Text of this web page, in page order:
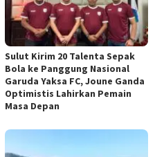
Sulut Kirim 20 Talenta Sepak
Bola ke Panggung Nasional
Garuda Yaksa FC, Joune Ganda
Optimistis Lahirkan Pemain
Masa Depan